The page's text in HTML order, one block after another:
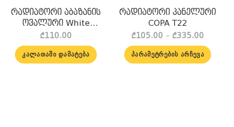
რადიატორი აბაზანის
ოვალური White
400x800mm B17 Copa
₾110.00
ᲙᲐᲚᲐᲗᲐᲨᲘ ᲓᲐᲛᲐᲢᲔᲑᲐ
რადიატორი პანელური
COPA T22
₾105.00 – ₾335.00
range:
₾105.00
through
ᲞᲐᲠᲐᲛᲔᲢᲠᲔᲑᲘᲡ ᲐᲠᲩᲔᲕᲐ